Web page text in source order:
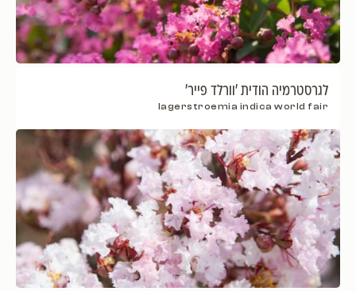
לגרסטרמיה הודית 'וורלד פייר'
lagerstroemia indica world fair